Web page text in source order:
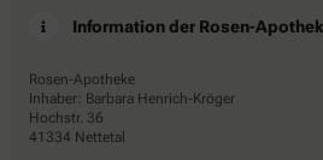
Information der Rosen-
Rosen-Apotheke
Inhaber: Barbara Henrich-Kröger
Hochstr. 36
41334 Nettetal